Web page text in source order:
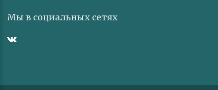
Мы в социальных сетях